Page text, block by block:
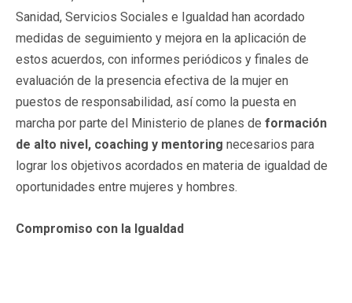
Sanidad, Servicios Sociales e Igualdad han acordado
medidas de seguimiento y mejora en la aplicación de
estos acuerdos, con informes periódicos y finales de
evaluación de la presencia efectiva de la mujer en
puestos de responsabilidad, así como la puesta en
marcha por parte del Ministerio de planes de formación
de alto nivel, coaching y mentoring necesarios para
lograr los objetivos acordados en materia de igualdad de
oportunidades entre mujeres y hombres.
Compromiso con la Igualdad